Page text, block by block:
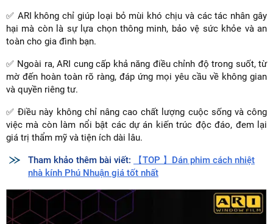
✅ ARI không chỉ giúp loại bỏ mùi khó chịu và các tác nhân gây
hại mà còn là sự lựa chọn thông minh, bảo vệ sức khỏe và an
toàn cho gia đình bạn.
✅ Ngoài ra, ARI cung cấp khả năng điều chỉnh độ trong suốt, từ
mờ đến hoàn toàn rõ ràng, đáp ứng mọi yêu cầu về không gian
và quyền riêng tư.
✅ Điều này không chỉ nâng cao chất lượng cuộc sống và công
việc mà còn làm nổi bật các dự án kiến trúc độc đáo, đem lại
giá trị thẩm mỹ và tiện ích dài lâu.
Tham khảo thêm bài viết:
【TOP 】Dán phim cách nhiệt
nhà kính Phú Nhuận giá tốt nhất